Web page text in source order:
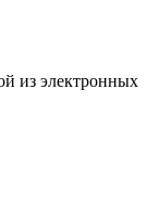
из электронных